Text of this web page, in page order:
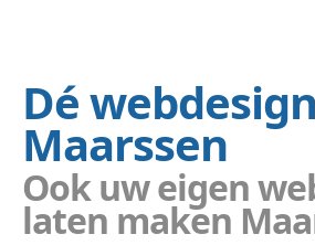
Dé
Maarssen
Ook uw eigen
laten maken